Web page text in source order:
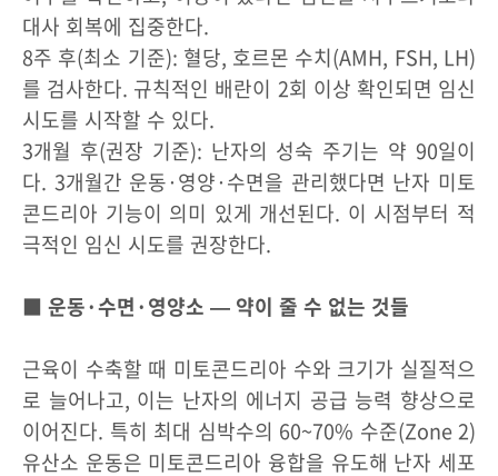
대사 회복에 집중한다.
8주 후(최소 기준): 혈당, 호르몬 수치(AMH, FSH, LH)
를 검사한다. 규칙적인 배란이 2회 이상 확인되면 임신
시도를 시작할 수 있다.
3개월 후(권장 기준): 난자의 성숙 주기는 약 90일이
다. 3개월간 운동·영양·수면을 관리했다면 난자 미토
콘드리아 기능이 의미 있게 개선된다. 이 시점부터 적
극적인 임신 시도를 권장한다.
■ 운동·수면·영양소 — 약이 줄 수 없는 것들
근육이 수축할 때 미토콘드리아 수와 크기가 실질적으
로 늘어나고, 이는 난자의 에너지 공급 능력 향상으로
이어진다. 특히 최대 심박수의 60~70% 수준(Zone 2)
유산소 운동은 미토콘드리아 융합을 유도해 난자 세포